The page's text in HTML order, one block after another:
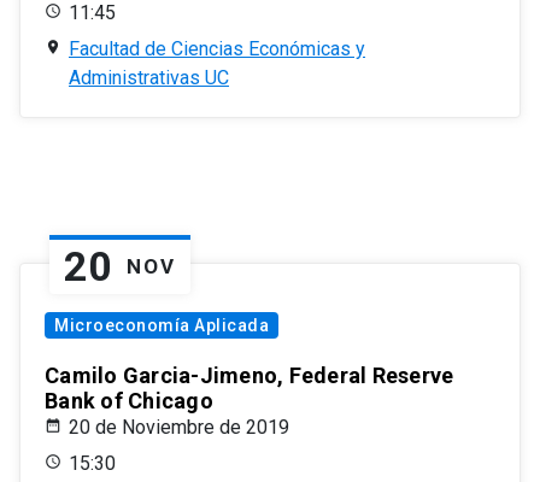
11:45
Facultad de Ciencias Económicas y
Administrativas UC
20 NOV
Microeconomía Aplicada
Camilo Garcia-Jimeno, Federal Reserve
Bank of Chicago
20 de Noviembre de 2019
15:30